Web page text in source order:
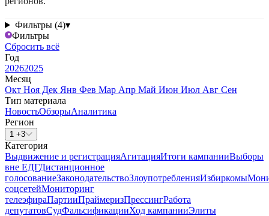
Фильтры (4)▾
Фильтры
Сбросить всё
Год
20262025
Месяц
Окт Ноя Дек Янв Фев Мар Апр Май Июн Июл Авг Сен
Тип материала
НовостьОбзорыАналитика
Регион
1 +3
Категория
Выдвижение и регистрацияАгитацияИтоги кампанииВыборы
вне ЕДГДистанционное
голосованиеЗаконодательствоЗлоупотребленияИзбиркомы
соцсетейМониторинг
телеэфираПартииПраймеризПрессингРабота
депутатовСудФальсификацииХод кампанииЭлиты